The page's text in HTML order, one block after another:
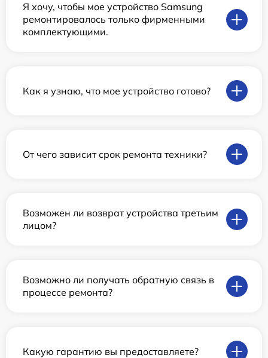
Я хочу, чтобы мое устройство Samsung
ремонтировалось только фирменными
комплектующими.
Как я узнаю, что мое устройство готово?
От чего зависит срок ремонта техники?
Возможен ли возврат устройства третьим
лицом?
Возможно ли получать обратную связь в
процессе ремонта?
Какую гарантию вы предоставляете?